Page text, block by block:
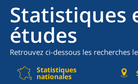
Statistiques
études
Retrouvez ci-dessous les recherches
Statistiques
nationales